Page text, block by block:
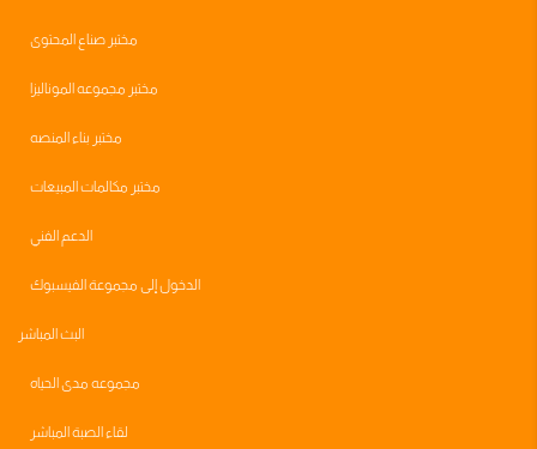
مختبر صناع المحتوى
مختبر مجموعه الموناليزا
مختبر بناء المنصه
مختبر مكالمات المبيعات
الدعم الفني
الدخول إلى مجموعة الفيسبوك
البث المباشر
مجموعه مدى الحياه
لقاء الصبة المباشر